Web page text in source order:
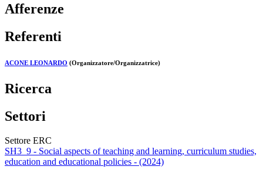
Afferenze
Referenti
ACONE LEONARDO (Organizzatore/Organizzatrice)
Ricerca
Settori
Settore ERC
SH3_9 - Social aspects of teaching and learning, curriculum studies,
education and educational policies - (2024)